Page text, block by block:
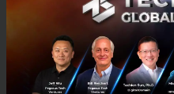
Culture Transformation sme